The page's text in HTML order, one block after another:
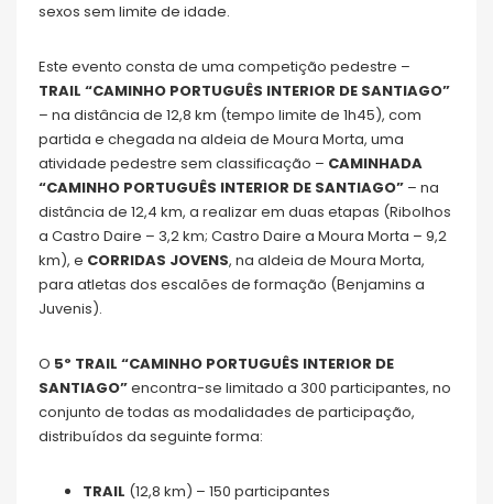
sexos sem limite de idade.
Este evento consta de uma competição pedestre –
TRAIL “CAMINHO PORTUGUÊS INTERIOR DE SANTIAGO”
– na distância de 12,8 km (tempo limite de 1h45), com
partida e chegada na aldeia de Moura Morta, uma
atividade pedestre sem classificação – CAMINHADA
“CAMINHO PORTUGUÊS INTERIOR DE SANTIAGO” – na
distância de 12,4 km, a realizar em duas etapas (Ribolhos
a Castro Daire – 3,2 km; Castro Daire a Moura Morta – 9,2
km), e CORRIDAS JOVENS, na aldeia de Moura Morta,
para atletas dos escalões de formação (Benjamins a
Juvenis).
O 5º TRAIL “CAMINHO PORTUGUÊS INTERIOR DE
SANTIAGO”encontra-se limitado a 300 participantes, no
conjunto de todas as modalidades de participação,
distribuídos da seguinte forma:
TRAIL (12,8 km) – 150 participantes